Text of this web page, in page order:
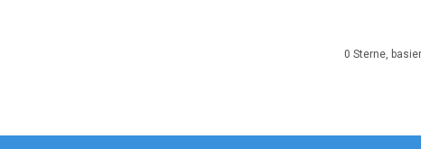
0 Sterne,